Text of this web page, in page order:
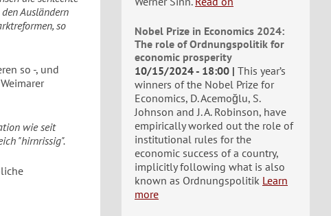
Ausländern
so
so -, und
wie seit
"hirnrissig".
Nobel Prize in Economics 2024:
The role of Ordnungspolitik for
economic prosperity
10/15/2024 - 18:00 This year’s
winners of the Nobel Prize for
Economics, D. Acemoğlu, S.
Johnson and J. A. Robinson, have
empirically worked out the role of
institutional rules for the
economic success of a country,
implicitly following what is also
known as Ordnungspolitik Learn
more